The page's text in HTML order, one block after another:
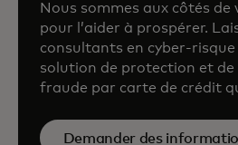
Nous sommes aux côtés
pour l’aider à prospérer.
consultants en cyber-
solution de protection et
fraude par carte de crédit
Demander des